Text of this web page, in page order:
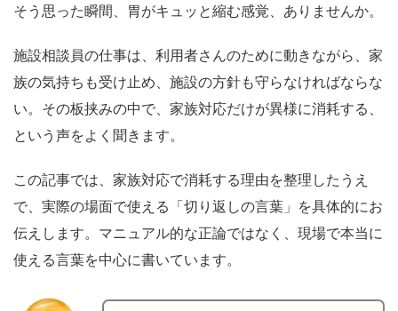
そう思った瞬間、胃がキュッと縮む感覚、ありませんか。
施設相談員の仕事は、利用者さんのために動きながら、家
族の気持ちも受け止め、施設の方針も守らなければならな
い。その板挟みの中で、家族対応だけが異様に消耗する、
という声をよく聞きます。
この記事では、家族対応で消耗する理由を整理したうえ
で、実際の場面で使える「切り返しの言葉」を具体的にお
伝えします。マニュアル的な正論ではなく、現場で本当に
使える言葉を中心に書いています。